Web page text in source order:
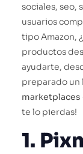
sociales, seo,
usuarios
tipo Amazon,
productos
ayudarte,
preparado un
marketplaces
te lo pierdas!
1.